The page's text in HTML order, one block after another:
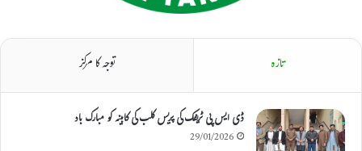
تازہ توجہ کا مرکز
ڈی ایس پی ٹریفک کی پریس کلب کی کابینہ کو مبارک باد
29/01/2026